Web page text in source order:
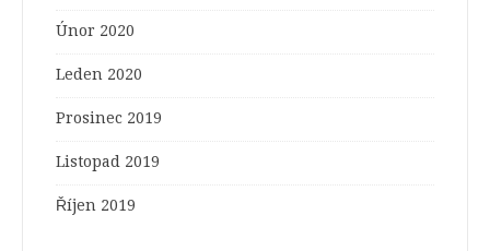
Únor 2020
Leden 2020
Prosinec 2019
Listopad 2019
Říjen 2019